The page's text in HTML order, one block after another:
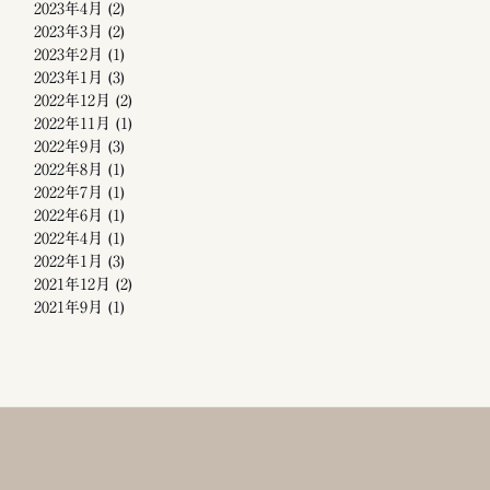
2023年4月 (2)
2023年3月 (2)
2023年2月 (1)
2023年1月 (3)
2022年12月 (2)
2022年11月 (1)
2022年9月 (3)
2022年8月 (1)
2022年7月 (1)
2022年6月 (1)
2022年4月 (1)
2022年1月 (3)
2021年12月 (2)
2021年9月 (1)